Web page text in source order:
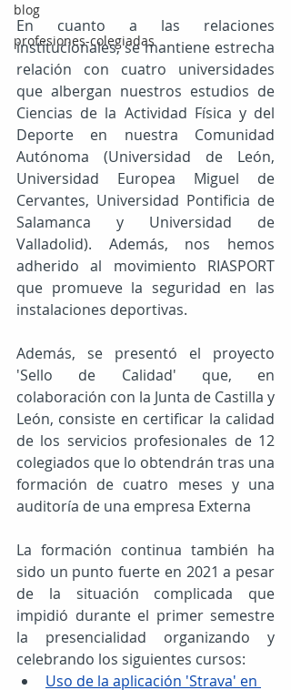
blog
profesiones-colegiadas
En cuanto a las relaciones
institucionales, se mantiene estrecha
relación con cuatro universidades
que albergan nuestros estudios de
Ciencias de la Actividad Física y del
Deporte en nuestra Comunidad
Autónoma (Universidad de León,
Universidad Europea Miguel de
Cervantes, Universidad Pontificia de
Salamanca y Universidad de
Valladolid). Además, nos hemos
adherido al movimiento RIASPORT
que promueve la seguridad en las
instalaciones deportivas.
Además, se presentó el proyecto
'Sello de Calidad' que, en
colaboración con la Junta de Castilla y
León, consiste en certificar la calidad
de los servicios profesionales de 12
colegiados que lo obtendrán tras una
formación de cuatro meses y una
auditoría de una empresa Externa
La formación continua también ha
sido un punto fuerte en 2021 a pesar
de la situación complicada que
impidió durante el primer semestre
la presencialidad organizando y
celebrando los siguientes cursos:
Uso de la aplicación 'Strava' en